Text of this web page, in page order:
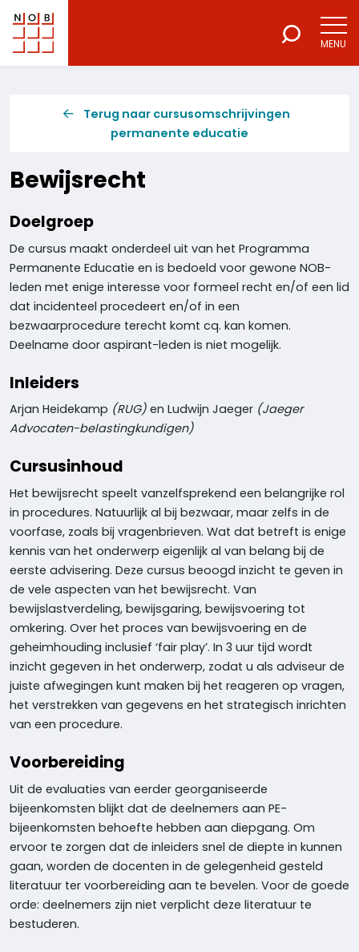
NOB
Voor een excellente beroepsuitoefening
MENU
Terug naar cursusomschrijvingen
permanente educatie
Bewijsrecht
Doelgroep
De cursus maakt onderdeel uit van het Programma
Permanente Educatie en is bedoeld voor gewone NOB-
leden met enige interesse voor formeel recht en/of een lid
dat incidenteel procedeert en/of in een
bezwaarprocedure terecht komt cq. kan komen.
Deelname door aspirant-leden is niet mogelijk.
Inleiders
Arjan Heidekamp (RUG) en Ludwijn Jaeger (Jaeger
Advocaten-belastingkundigen)
Cursusinhoud
Het bewijsrecht speelt vanzelfsprekend een belangrijke rol
in procedures. Natuurlijk al bij bezwaar, maar zelfs in de
voorfase, zoals bij vragenbrieven. Wat dat betreft is enige
kennis van het onderwerp eigenlijk al van belang bij de
eerste advisering. Deze cursus beoogd inzicht te geven in
de vele aspecten van het bewijsrecht. Van
bewijslastverdeling, bewijsgaring, bewijsvoering tot
omkering. Over het proces van bewijsvoering en de
geheimhouding inclusief ‘fair play’. In 3 uur tijd wordt
inzicht gegeven in het onderwerp, zodat u als adviseur de
juiste afwegingen kunt maken bij het reageren op vragen,
het verstrekken van gegevens en het strategisch inrichten
van een procedure.
Voorbereiding
Uit de evaluaties van eerder georganiseerde
bijeenkomsten blijkt dat de deelnemers aan PE-
bijeenkomsten behoefte hebben aan diepgang. Om
ervoor te zorgen dat de inleiders snel de diepte in kunnen
gaan, worden de docenten in de gelegenheid gesteld
literatuur ter voorbereiding aan te bevelen. Voor de goede
orde: deelnemers zijn niet verplicht deze literatuur te
bestuderen.